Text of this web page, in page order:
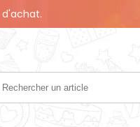
d'achat.